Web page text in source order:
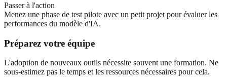
Passer à l'action
Menez une phase de test pilote avec un petit projet pour évaluer les
performances du modèle d'IA.
Préparez votre équipe
L'adoption de nouveaux outils nécessite souvent une formation. Ne
sous-estimez pas le temps et les ressources nécessaires pour cela.